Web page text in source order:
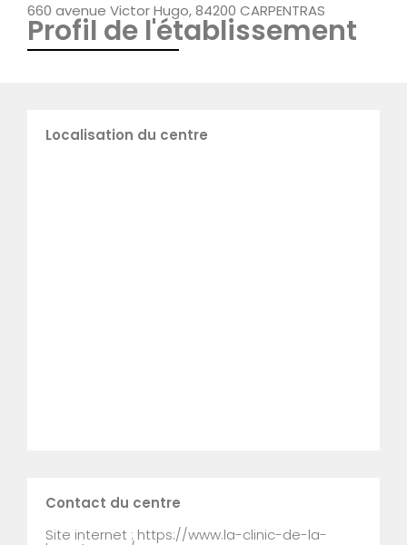
660 avenue Victor Hugo, 84200 CARPENTRAS
Profil de l'établissement
Localisation du centre
Contact du centre
Site internet : https://www.la-clinic-de-la-